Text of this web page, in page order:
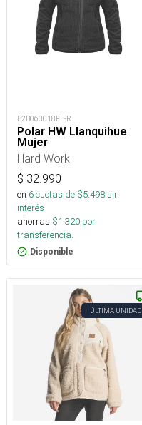
B2B063018FE-R
Polar HW Llanquihue
Mujer
Hard Work
$ 32.990
en 6cuotas de $5.498sin
interés
ahorras $1.320 por
transferencia.
Disponible
ÚLTIMA UNIDAD